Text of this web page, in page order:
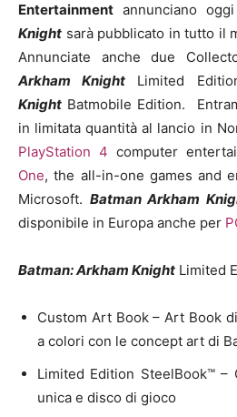
Entertainment annunciano
Knight sarà pubblicato in tutto il
Annunciate anche due
Arkham Knight Limited
Knight Batmobile Edition.
in limitata quantità al lancio in
PlayStation 4 computer
One, the all-in-one games and
Microsoft. Batman Arkham
disponibile in Europa anche per
Batman: Arkham Knight Limited
Custom Art Book – Art Book
a colori con le concept art di
Limited Edition SteelBook™ –
unica e disco di gioco